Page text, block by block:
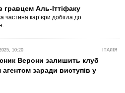
гравцем Аль-Іттіфаку
частина кар’єри добігла до
ІТАЛІЯ
10:20
Верони залишить клуб
агентом заради виступів у